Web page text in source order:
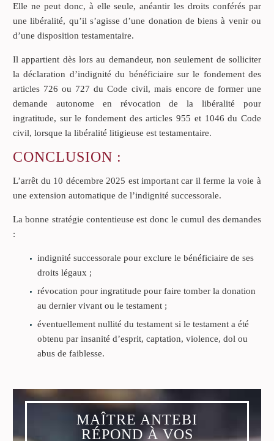
Elle ne peut donc, à elle seule, anéantir les droits conférés par
une libéralité, qu’il s’agisse d’une donation de biens à venir ou
d’une disposition testamentaire.
Il appartient dès lors au demandeur, non seulement de solliciter
la déclaration d’indignité du bénéficiaire sur le fondement des
articles 726 ou 727 du Code civil, mais encore de former une
demande autonome en révocation de la libéralité pour
ingratitude, sur le fondement des articles 955 et 1046 du Code
civil, lorsque la libéralité litigieuse est testamentaire.
CONCLUSION :
L’arrêt du 10 décembre 2025 est important car il ferme la voie à
une extension automatique de l’indignité successorale.
La bonne stratégie contentieuse est donc le cumul des demandes
:
indignité successorale pour exclure le bénéficiaire de ses
droits légaux ;
révocation pour ingratitude pour faire tomber la donation
au dernier vivant ou le testament ;
éventuellement nullité du testament si le testament a été
obtenu par insanité d’esprit, captation, violence, dol ou
abus de faiblesse.
MAÎTRE ANTEBI
RÉPOND À VOS